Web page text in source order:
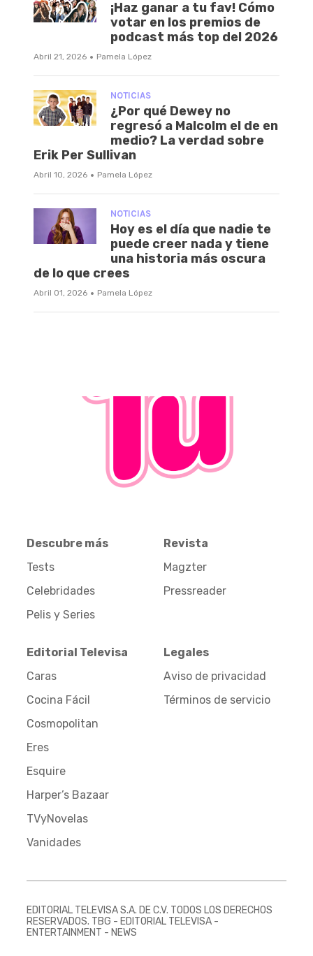
¡Haz ganar a tu fav! Cómo
votar en los premios de
podcast más top del 2026
Abril 21, 2026 · Pamela López
NOTICIAS
¿Por qué Dewey no
regresó a Malcolm el de en
medio? La verdad sobre
Erik Per Sullivan
Abril 10, 2026 · Pamela López
NOTICIAS
Hoy es el día que nadie te
puede creer nada y tiene
una historia más oscura
de lo que crees
Abril 01, 2026 · Pamela López
Descubre más
Tests
Celebridades
Pelis y Series
Revista
Magzter
Pressreader
Editorial Televisa
Caras
Cocina Fácil
Cosmopolitan
Eres
Esquire
Harper’s Bazaar
TVyNovelas
Vanidades
Legales
Aviso de privacidad
Términos de servicio
EDITORIAL TELEVISA S.A. DE C.V. TODOS LOS DERECHOS
RESERVADOS. TBG - EDITORIAL TELEVISA -
ENTERTAINMENT - NEWS